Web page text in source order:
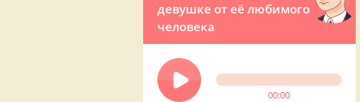
девушке от её любимого
человека
00:00